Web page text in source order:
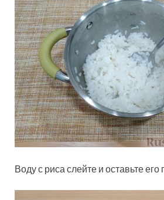
Воду с риса слейте и оставьте его